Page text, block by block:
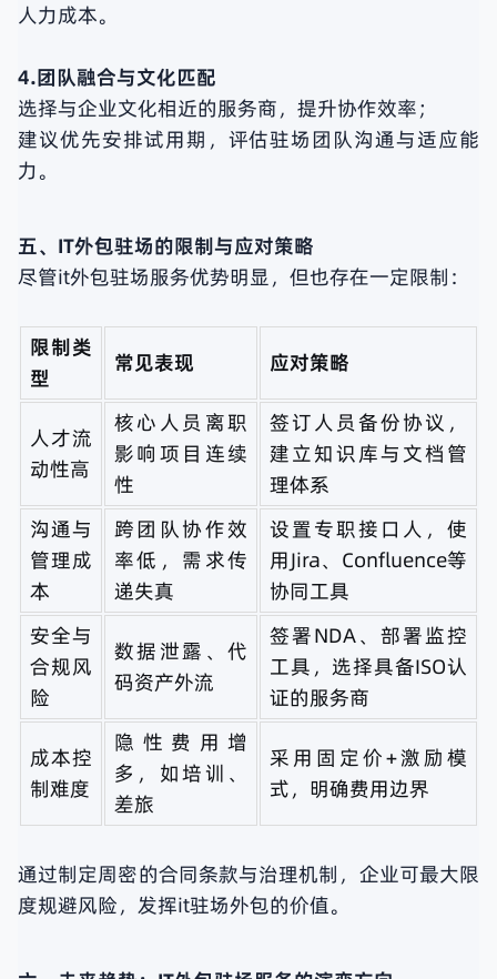
人力成本。
4.团队融合与文化匹配
选择与企业文化相近的服务商，提升协作效率；
建议优先安排试用期，评估驻场团队沟通与适应能
力。
五、IT外包驻场的限制与应对策略
尽管it外包驻场服务优势明显，但也存在一定限制：
限制类
型
常见表现 应对策略
人才流
动性高
核心人员离职
影响项目连续
性
签订人员备份协议，
建立知识库与文档管
理体系
沟通与
管理成
本
跨团队协作效
率低，需求传
递失真
设置专职接口人，使
用Jira、Confluence等
协同工具
安全与
合规风
险
数据泄露、代
码资产外流
签署NDA、部署监控
工具，选择具备ISO认
证的服务商
成本控
制难度
隐性费用增
多，如培训、
差旅
采用固定价+激励模
式，明确费用边界
通过制定周密的合同条款与治理机制，企业可最大限
度规避风险，发挥it驻场外包的价值。